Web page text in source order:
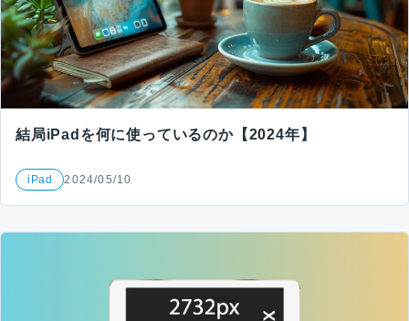
結局iPadを何に使っているのか【2024年】
iPad 2024/05/10